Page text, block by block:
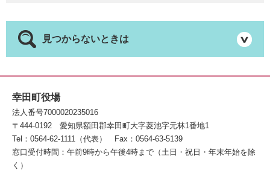
見つからないときは
幸田町役場
法人番号7000020235016
〒444-0192
愛知県額田郡幸田町大字菱池字元林1番地1
Tel：0564-62-1111（代表）
Fax：0564-63-5139
窓口受付時間：午前9時から午後4時まで（土日・祝日・年末年始を除
く）